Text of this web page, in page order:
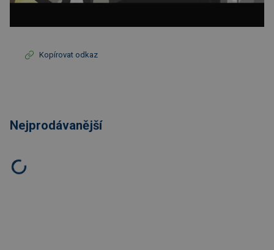
Kopírovat odkaz
Nejprodávanější